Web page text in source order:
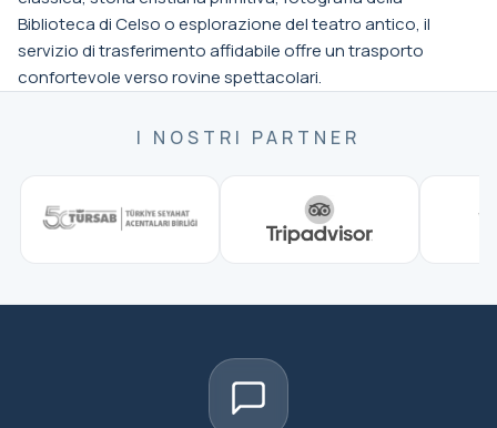
Biblioteca di Celso o esplorazione del teatro antico, il
servizio di trasferimento affidabile offre un trasporto
confortevole verso rovine spettacolari.
I NOSTRI PARTNER